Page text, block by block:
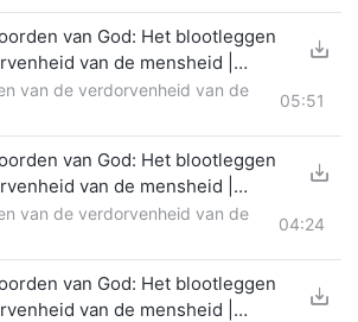
van God: Het blootleggen
van de mensheid |
van de verdorvenheid van de
05:51
van God: Het blootleggen
van de mensheid |
van de verdorvenheid van de
04:24
van God: Het blootleggen
van de mensheid |